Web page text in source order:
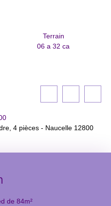
Terrain
06 a 32 ca
4 pièces - Naucelle 12800
de 84m²